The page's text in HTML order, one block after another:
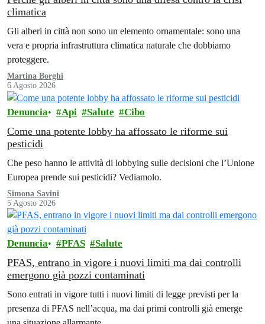
climatica
Gli alberi in città non sono un elemento ornamentale: sono una
vera e propria infrastruttura climatica naturale che dobbiamo
proteggere.
Martina Borghi
6 Agosto 2026
Denuncia Api Salute Cibo
Come una potente lobby ha affossato le riforme sui
pesticidi
Che peso hanno le attività di lobbying sulle decisioni che l’Unione
Europea prende sui pesticidi? Vediamolo.
Simona Savini
5 Agosto 2026
Denuncia PFAS Salute
PFAS, entrano in vigore i nuovi limiti ma dai controlli
emergono già pozzi contaminati
Sono entrati in vigore tutti i nuovi limiti di legge previsti per la
presenza di PFAS nell’acqua, ma dai primi controlli già emerge